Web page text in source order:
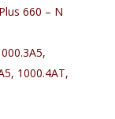
660 – N
1000.4AT,